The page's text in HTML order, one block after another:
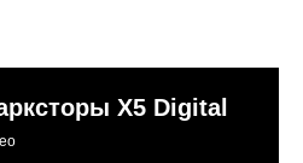
Х5 Digital